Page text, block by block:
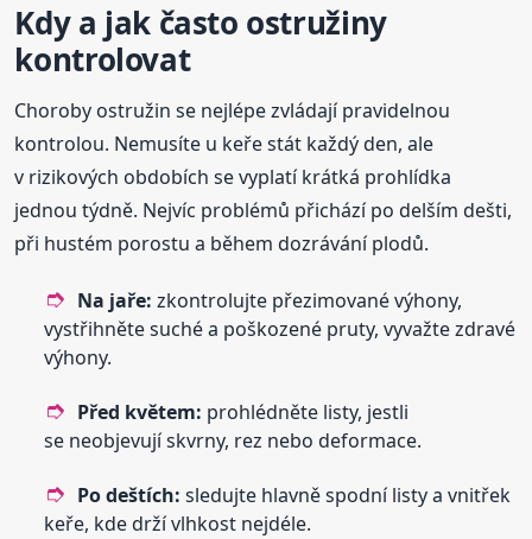
Kdy a jak často ostružiny
kontrolovat
Choroby ostružin se nejlépe zvládají pravidelnou
kontrolou. Nemusíte u keře stát každý den, ale
v rizikových obdobích se vyplatí krátká prohlídka
jednou týdně. Nejvíc problémů přichází po delším dešti,
při hustém porostu a během dozrávání plodů.
Na jaře: zkontrolujte přezimované výhony,
vystřihněte suché a poškozené pruty, vyvažte zdravé
výhony.
Před květem: prohlédněte listy, jestli
se neobjevují skvrny, rez nebo deformace.
Po deštích: sledujte hlavně spodní listy a vnitřek
keře, kde drží vlhkost nejdéle.